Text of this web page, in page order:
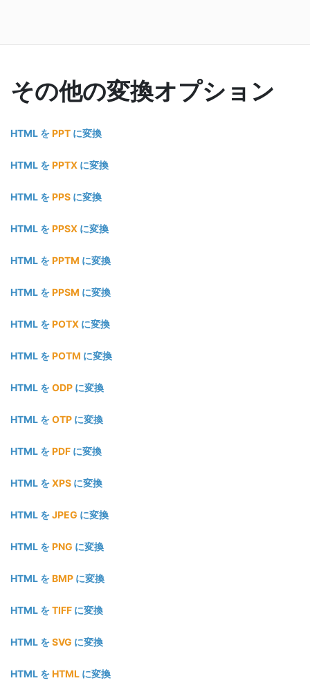
その他の変換オプション
HTML をPPT に変換
HTML をPPTX に変換
HTML をPPS に変換
HTML をPPSX に変換
HTML をPPTM に変換
HTML をPPSM に変換
HTML をPOTX に変換
HTML をPOTM に変換
HTML をODP に変換
HTML をOTP に変換
HTML をPDF に変換
HTML をXPS に変換
HTML をJPEG に変換
HTML をPNG に変換
HTML をBMP に変換
HTML をTIFF に変換
HTML をSVG に変換
HTML をHTML に変換